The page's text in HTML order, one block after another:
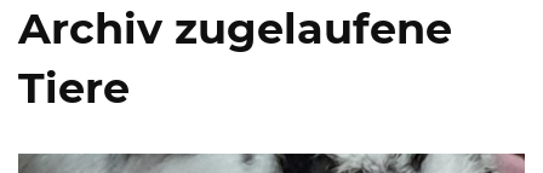
Archiv zugelaufene
Tiere